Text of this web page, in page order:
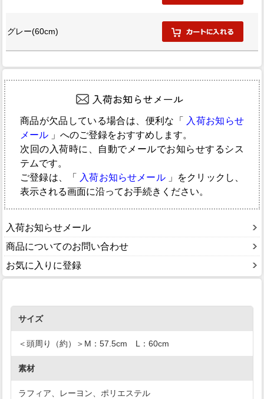
グレー(60cm)
商品が欠品している場合は、便利な「
入荷お知らせ
メール 」へのご登録をおすすめします。
次回の入荷時に、自動でメールでお知らせするシス
テムです。
ご登録は、「
入荷お知らせメール 」をクリックし、
表示される画面に沿ってお手続きください。
入荷お知らせメール
商品についてのお問い合わせ
お気に入りに登録
サイズ
＜頭周り（約）＞M：57.5cm L：60cm
素材
ラフィア、レーヨン、ポリエステル